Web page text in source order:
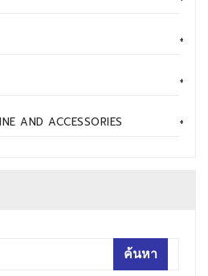
+
+
AND ACCESSORIES +
ค้นหา